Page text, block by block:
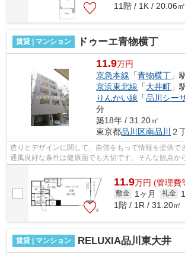
11階 / 1K / 20.06㎡
賃貸 | マンション ドゥーエ青物横丁
11.9万円
京急本線 「青物横丁 」
京浜東北線 「大井町 」
りんかい線 「品川シー
分
築18年 / 31.20㎡
東京都品川区南品川 ２
造りとデザインに関して、自信をもって情報を提供で
通風良好な条件は健康面でも大切です。そんな観点か
11.9万円 (管理費
敷金 1ヶ月 礼金
1階 / 1R / 31.20㎡
賃貸 | マンション RELUXIA品川東大井